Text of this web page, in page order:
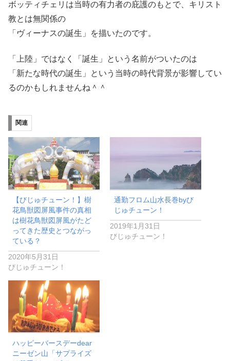
ボッティチェリは当時の有力者の庇護のもとで、キリスト
教とは無関係の
「ヴィーナスの誕生」を描いたのです。
「上陸」ではなく「誕生」という名前がついたのは
「新たな時代の誕生」という当時の時代背景が影響してい
るのかもしれませんね＾＾
関連
【びじゅチューン！】樹
花鳥獣図屏風事件の真相
は樹花鳥獣図屏風がたど
ってきた歴史とつながっ
ている？
2020年5月31日
びじゅチューン！
通勤フロム山水長巻byび
じゅチューン！
2019年1月31日
びじゅチューン！
ハッピーバースデーdear
ニーゼン山「サプライズ